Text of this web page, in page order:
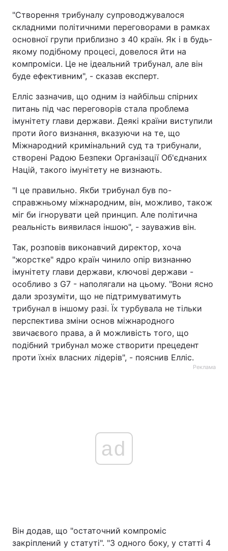
"Створення трибуналу супроводжувалося
складними політичними переговорами в рамках
основної групи приблизно з 40 країн. Як і в будь-
якому подібному процесі, довелося йти на
компроміси. Це не ідеальний трибунал, але він
буде ефективним", - сказав експерт.
Елліс зазначив, що одним із найбільш спірних
питань під час переговорів стала проблема
імунітету глави держави. Деякі країни виступили
проти його визнання, вказуючи на те, що
Міжнародний кримінальний суд та трибунали,
створені Радою Безпеки Організації Об'єднаних
Націй, такого імунітету не визнають.
"І це правильно. Якби трибунал був по-
справжньому міжнародним, він, можливо, також
міг би ігнорувати цей принцип. Але політична
реальність виявилася іншою", - зауважив він.
Так, розповів виконавчий директор, хоча
"жорстке" ядро країн чинило опір визнанню
імунітету глави держави, ключові держави -
особливо з G7 - наполягали на цьому. "Вони ясно
дали зрозуміти, що не підтримуватимуть
трибунал в іншому разі. Їх турбувала не тільки
перспектива зміни основ міжнародного
звичаєвого права, а й можливість того, що
подібний трибунал може створити прецедент
проти їхніх власних лідерів", - пояснив Елліс.
Реклама
ad
Він додав, що "остаточний компроміс
закріплений у статуті". "З одного боку, у статті 4